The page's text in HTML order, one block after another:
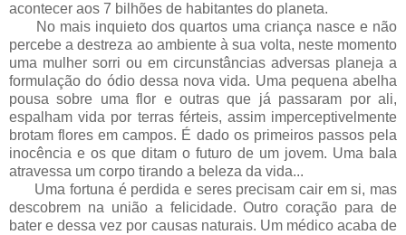
acontecer aos 7 bilhões de habitantes do planeta.
No mais inquieto dos quartos uma criança nasce e não
percebe a destreza ao ambiente à sua volta, neste momento
uma mulher sorri ou em circunstâncias adversas planeja a
formulação do ódio dessa nova vida. Uma pequena abelha
pousa sobre uma flor e outras que já passaram por ali,
espalham vida por terras férteis, assim imperceptivelmente
brotam flores em campos. É dado os primeiros passos pela
inocência e os que ditam o futuro de um jovem. Uma bala
atravessa um corpo tirando a beleza da vida...
Uma fortuna é perdida e seres precisam cair em si, mas
descobrem na união a felicidade. Outro coração para de
bater e dessa vez por causas naturais. Um médico acaba de